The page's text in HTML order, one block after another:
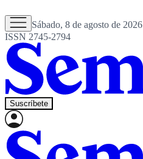
Sábado, 8 de agosto de 2026
ISSN 2745-2794
Suscríbete